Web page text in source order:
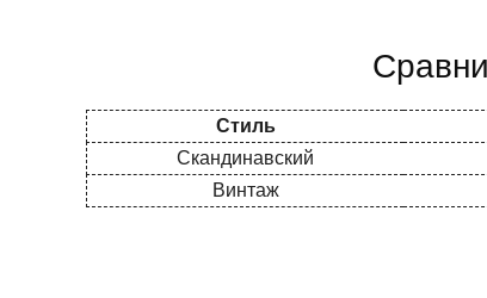
Стиль
Скандинавский
Винтаж